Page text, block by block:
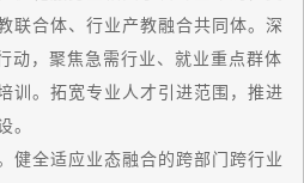
联合体、行业产教融合共同体。深
动，聚焦急需行业、就业重点群体
训。拓宽专业人才引进范围，推进
。
全适应业态融合的跨部门跨行业